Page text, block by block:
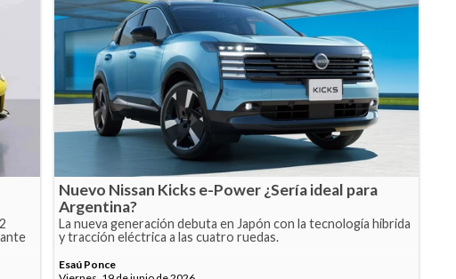
Nuevo Nissan Kicks e-Power ¿Sería ideal para
Argentina?
La nueva generación debuta en Japón con la tecnología híbrida
y tracción eléctrica a las cuatro ruedas.
Esaú Ponce